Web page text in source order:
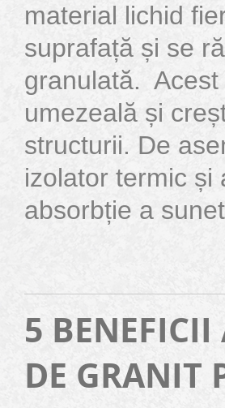
material lichid
suprafață și se
granulată.
umezeală și
structurii. De
izolator termic și
absorbție a
5
DE GRANIT